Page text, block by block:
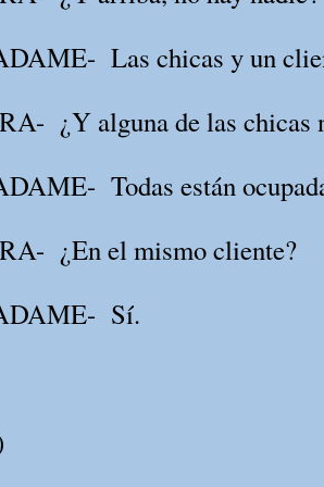
Las chicas y un
¿Y alguna de las chicas
Todas están
¿En el mismo cliente?
Sí.